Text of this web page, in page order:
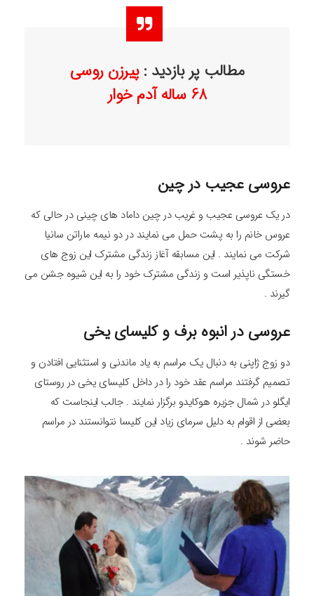
مطالب پر بازدید :پیرزن روسی
68 ساله آدم خوار
عروسی عجیب در چین
در یک عروسی عجیب و غریب در چین داماد های چینی در حالی که
عروس خانم را به پشت حمل می نمایند در دو نیمه ماراتن سانیا
شرکت می نمایند . این مسابقه آغاز زندگی مشترک این زوج های
خستگی ناپذیر است و زندگی مشترک خود را به این شیوه جشن می
گیرند .
عروسی در انبوه برف و کلیسای یخی
دو زوج ژاپنی به دنبال یک مراسم به یاد ماندنی و استثنایی افتادن و
تصمیم گرفتند مراسم عقد خود را در داخل کلیسای یخی در روستای
ایگلو در شمال جزیره هوکایدو برگزار نمایند . جالب اینجاست که
بعضی از اقوام به دلیل سرمای زیاد این کلیسا نتوانستند در مراسم
حاضر شوند .